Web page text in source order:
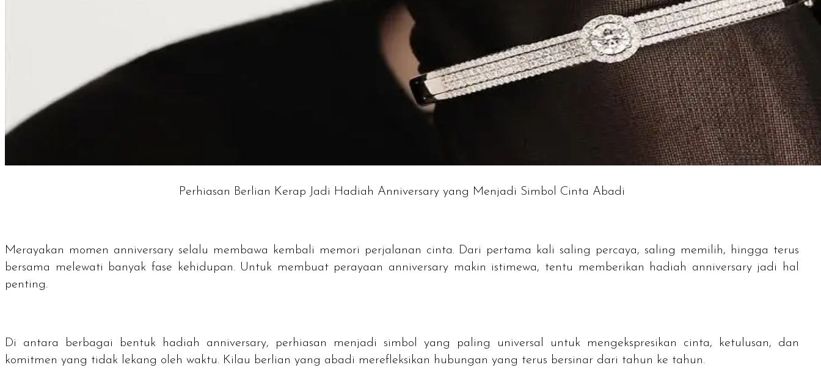
Perhiasan Berlian Kerap Jadi Hadiah Anniversary yang Menjadi Simbol Cinta Abadi
Merayakan momen anniversary selalu membawa kembali memori perjalanan cinta. Dari pertama kali saling percaya, saling memilih, hingga terus
bersama melewati banyak fase kehidupan. Untuk membuat perayaan anniversary makin istimewa, tentu memberikan hadiah anniversary jadi hal
penting.
Di antara berbagai bentuk hadiah anniversary, perhiasan menjadi simbol yang paling universal untuk mengekspresikan cinta, ketulusan, dan
komitmen yang tidak lekang oleh waktu. Kilau berlian yang abadi merefleksikan hubungan yang terus bersinar dari tahun ke tahun.